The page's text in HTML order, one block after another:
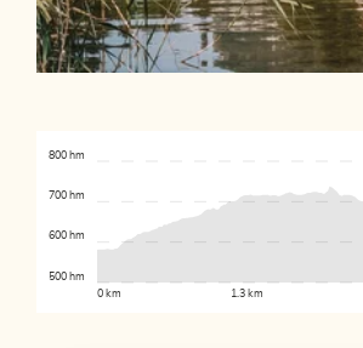
0 km 1.3 km
500 hm
600 hm
700 hm
800 hm